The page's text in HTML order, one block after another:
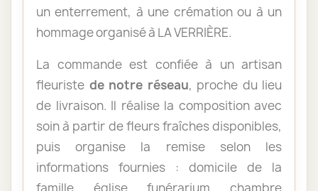
un enterrement, à une crémation ou à un
hommage organisé à LA VERRIÈRE.
La commande est confiée à un artisan
fleuriste de notre réseau, proche du lieu
de livraison. Il réalise la composition avec
soin à partir de fleurs fraîches disponibles,
puis organise la remise selon les
informations fournies : domicile de la
famille, église, funérarium, chambre